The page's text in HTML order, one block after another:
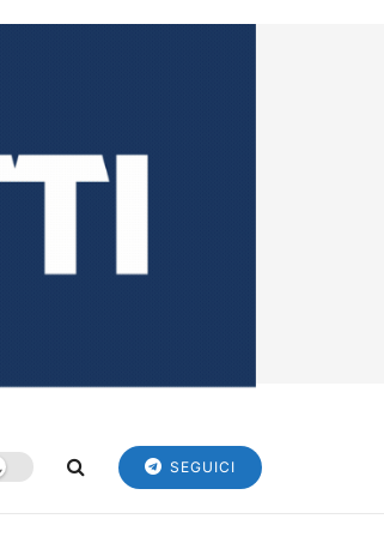
SEGUICI